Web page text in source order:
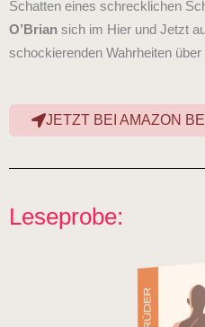
Schatten eines schrecklichen
O’Brian sich im Hier und Jetzt
schockierenden Wahrheiten
JETZT BEI AMAZON
Leseprobe: